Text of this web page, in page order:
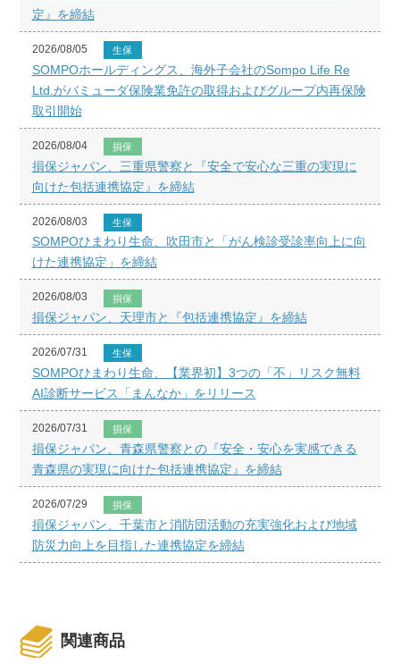
定』を締結
2026/08/05 生保
SOMPOホールディングス、海外子会社のSompo Life Re
Ltd.がバミューダ保険業免許の取得およびグループ内再保険
取引開始
2026/08/04 損保
損保ジャパン、三重県警察と『安全で安心な三重の実現に
向けた包括連携協定』を締結
2026/08/03 生保
SOMPOひまわり生命、吹田市と「がん検診受診率向上に向
けた連携協定」を締結
2026/08/03 損保
損保ジャパン、天理市と『包括連携協定』を締結
2026/07/31 生保
SOMPOひまわり生命、【業界初】3つの「不」リスク無料
AI診断サービス「まんなか」をリリース
2026/07/31 損保
損保ジャパン、青森県警察との『安全・安心を実感できる
青森県の実現に向けた包括連携協定』を締結
2026/07/29 損保
損保ジャパン、千葉市と消防団活動の充実強化および地域
防災力向上を目指した連携協定を締結
関連商品